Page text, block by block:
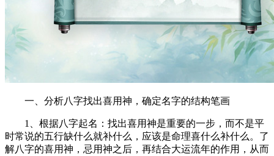
一、分析八字找出喜用神，确定名字的结构笔画
1、根据八字起名：找出喜用神是重要的一步，而不是平
时常说的五行缺什么就补什么，应该是命理喜什么补什么。了
解八字的喜用神，忌用神之后，再结合大运流年的作用，从而